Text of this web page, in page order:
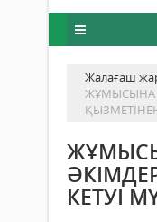
Жалағаш
ЖҰМЫСЫНА
КЕТУІ